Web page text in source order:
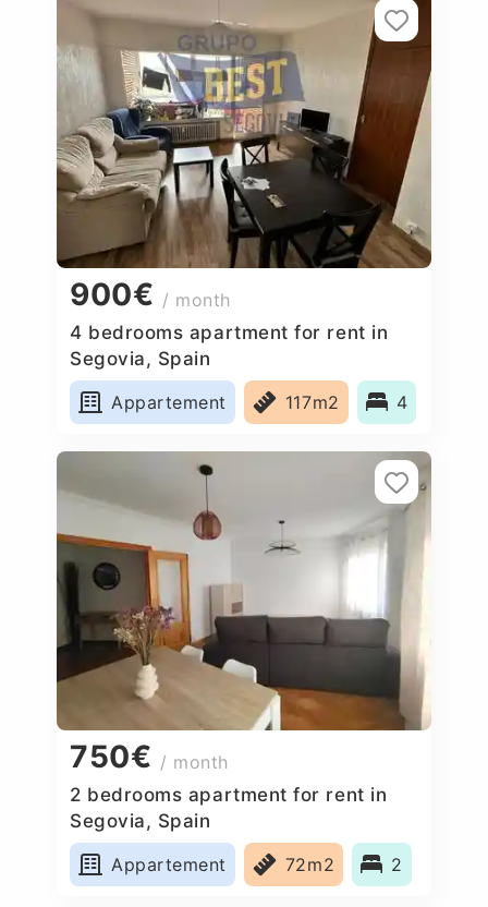
900€ / month
4 bedrooms apartment for rent in
Segovia, Spain
Appartement
117m2 4
750€ / month
2 bedrooms apartment for rent in
Segovia, Spain
Appartement
72m2 2